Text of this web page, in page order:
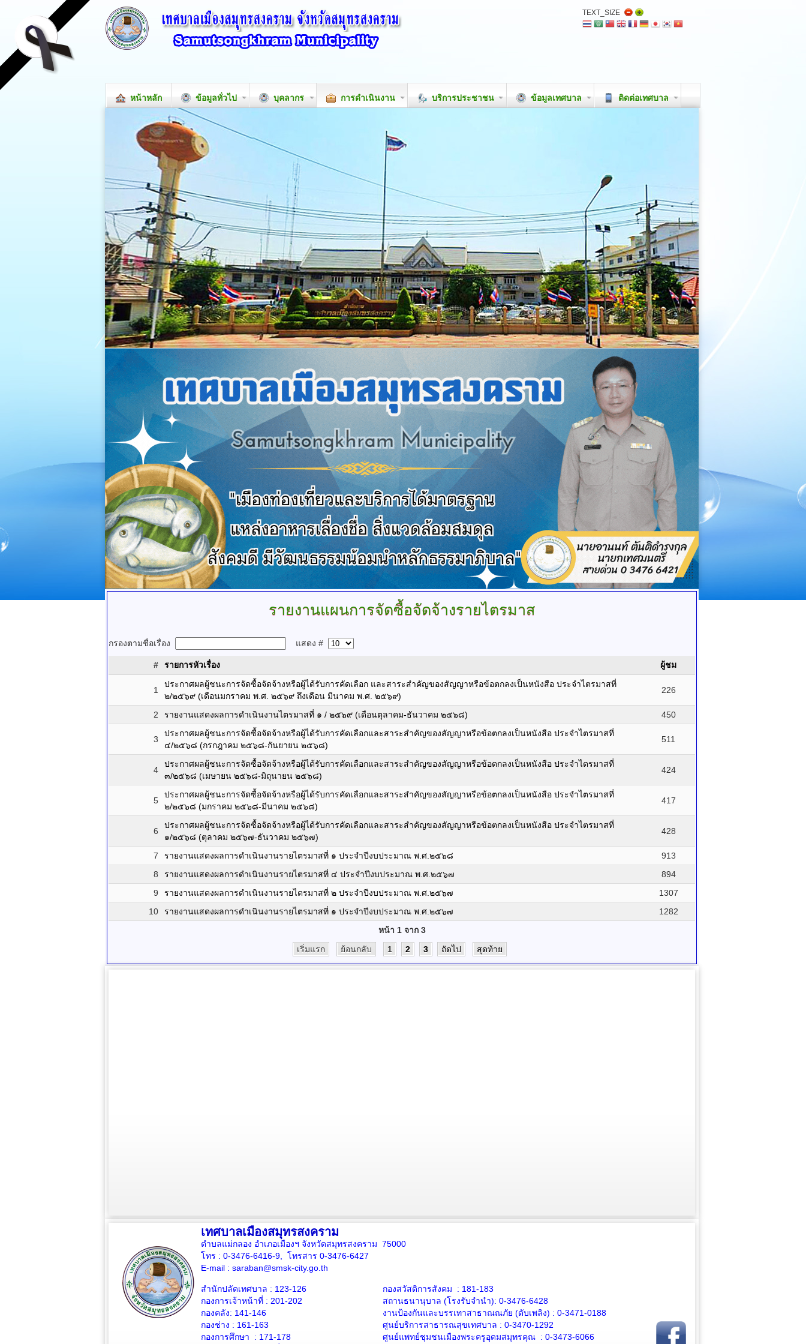
TEXT_SIZE
หน้าหลัก ข้อมูลทั่วไป บุคลากร การดำเนินงาน บริการประชาชน ข้อมูลเทศบาล ติดต่อเทศบาล
รายงานแผนการจัดซื้อจัดจ้างรายไตรมาส
กรองตามชื่อเรื่อง แสดง #
# รายการหัวเรื่อง ผู้ชม
1
ประกาศผลผู้ชนะการจัดซื้อจัดจ้างหรือผู้ได้รับการคัดเลือก และสาระสำคัญของสัญญาหรือข้อตกลงเป็นหนังสือ ประจำไตรมาสที่
๒/๒๕๖๙ (เดือนมกราคม พ.ศ. ๒๕๖๙ ถึงเดือน มีนาคม พ.ศ. ๒๕๖๙)
226
2 รายงานแสดงผลการดำเนินงานไตรมาสที่ ๑ / ๒๕๖๙ (เดือนตุลาคม-ธันวาคม ๒๕๖๘) 450
3
ประกาศผลผู้ชนะการจัดซื้อจัดจ้างหรือผู้ได้รับการคัดเลือกและสาระสำคัญของสัญญาหรือข้อตกลงเป็นหนังสือ ประจำไตรมาสที่
๔/๒๕๖๘ (กรกฎาคม ๒๕๖๘-กันยายน ๒๕๖๘)
511
4
ประกาศผลผู้ชนะการจัดซื้อจัดจ้างหรือผู้ได้รับการคัดเลือกและสาระสำคัญของสัญญาหรือข้อตกลงเป็นหนังสือ ประจำไตรมาสที่
๓/๒๕๖๘ (เมษายน ๒๕๖๘-มิถุนายน ๒๕๖๘)
424
5
ประกาศผลผู้ชนะการจัดซื้อจัดจ้างหรือผู้ได้รับการคัดเลือกและสาระสำคัญของสัญญาหรือข้อตกลงเป็นหนังสือ ประจำไตรมาสที่
๒/๒๕๖๘ (มกราคม ๒๕๖๘-มีนาคม ๒๕๖๘)
417
6
ประกาศผลผู้ชนะการจัดซื้อจัดจ้างหรือผู้ได้รับการคัดเลือกและสาระสำคัญของสัญญาหรือข้อตกลงเป็นหนังสือ ประจำไตรมาสที่
๑/๒๕๖๘ (ตุลาคม ๒๕๖๗-ธันวาคม ๒๕๖๗)
428
7 รายงานแสดงผลการดำเนินงานรายไตรมาสที่ ๑ ประจำปีงบประมาณ พ.ศ.๒๕๖๘
913
8
รายงานแสดงผลการดำเนินงานรายไตรมาสที่ ๔ ประจำปีงบประมาณ พ.ศ.๒๕๖๗
894
9
รายงานแสดงผลการดำเนินงานรายไตรมาสที่ ๒ ประจำปีงบประมาณ พ.ศ.๒๕๖๗
1307
10
รายงานแสดงผลการดำเนินงานรายไตรมาสที่ ๑ ประจำปีงบประมาณ พ.ศ.๒๕๖๗
1282
หน้า 1 จาก 3
เริ่มแรก
ย้อนกลับ 1 2 3 ถัดไป สุดท้าย
เทศบาลเมืองสมุทรสงคราม
ตำบลแม่กลอง อำเภอเมืองฯ จังหวัดสมุทรสงคราม 75000
โทร : 0-3476-6416-9, โทรสาร 0-3476-6427
E-mail : saraban@smsk-city.go.th
สำนักปลัดเทศบาล : 123-126
กองการเจ้าหน้าที่ : 201-202
กองคลัง: 141-146
กองช่าง : 161-163
กองการศึกษา : 171-178
กองสวัสดิการสังคม : 181-183
สถานธนานุบาล (โรงรับจำนำ): 0-3476-6428
งานป้องกันและบรรเทาสาธาณณภัย (ดับเพลิง) : 0-3471-0188
ศูนย์บริการสาธารณสุขเทศบาล : 0-3470-1292
ศูนย์แพทย์ชุมชนเมืองพระครูอุดมสมุทรคุณ : 0-3473-6066